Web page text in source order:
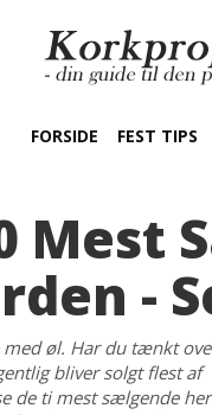
FORSIDE FEST TIPS
Mest
-
øl. Har du tænkt
bliver solgt flest af
de ti mest sælgende